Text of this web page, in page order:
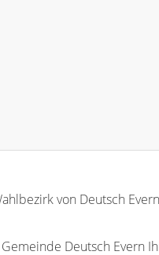
von Deutsch
Deutsch Evern